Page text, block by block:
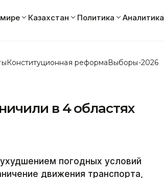
Казахстан Политика Аналитика
Конституционная реформаВыборы-2026
в 4 областях
погодных условий
движения транспорта,